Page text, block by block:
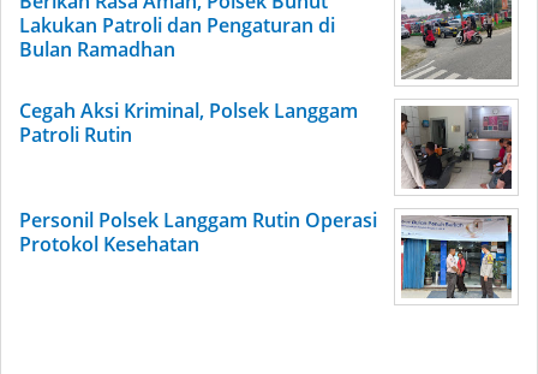
Lakukan Patroli dan Pengaturan di
Bulan Ramadhan
Cegah Aksi Kriminal, Polsek Langgam
Patroli Rutin
Personil Polsek Langgam Rutin Operasi
Protokol Kesehatan